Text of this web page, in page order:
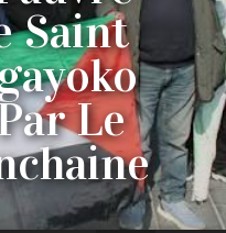
Dans
D’un
Au